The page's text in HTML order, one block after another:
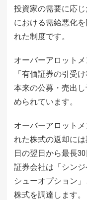
投資家の需要に応
における需給悪化
れた制度です。
オーバーアロット
「有価証券の引受
本来の公募・売出
められています。
オーバーアロット
れた株式の返却に
日の翌日から最長
証券会社は「シン
シューオプション
株式を調達します。